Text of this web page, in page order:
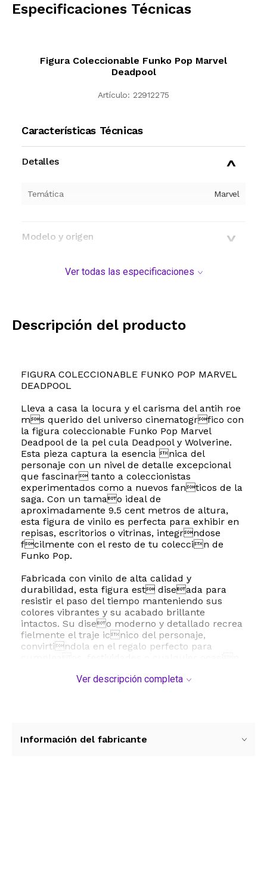
Especificaciones Técnicas
Figura Coleccionable Funko Pop Marvel
Deadpool
Artículo: 22912275
Características Técnicas
Detalles
Temática Marvel
Modelo y origen
Ver todas las especificaciones
Descripción del producto
FIGURA COLECCIONABLE FUNKO POP MARVEL
DEADPOOL
Lleva a casa la locura y el carisma del antih roe
ms querido del universo cinematogrfico con
la figura coleccionable Funko Pop Marvel
Deadpool de la pel cula Deadpool y Wolverine.
Esta pieza captura la esencia nica del
personaje con un nivel de detalle excepcional
que fascinar tanto a coleccionistas
experimentados como a nuevos fanticos de la
saga. Con un tamao ideal de
aproximadamente 9.5 cent metros de altura,
esta figura de vinilo es perfecta para exhibir en
repisas, escritorios o vitrinas, integrndose
fcilmente con el resto de tu coleccin de
Funko Pop.
Fabricada con vinilo de alta calidad y
durabilidad, esta figura est diseada para
resistir el paso del tiempo manteniendo sus
colores vibrantes y su acabado brillante
intactos. Su diseo moderno y detallado recrea
fielmente el traje icnico del personaje,
convirtindola en el regalo perfecto para
pel culas de accin. Al ser un producto oficial
Esta figura no requiere ensamblado ni bater as
Ver descripción completa
Información del fabricante